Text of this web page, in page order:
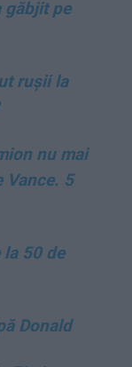
găbjit pe
rușii la
nu mai
Vance. 5
50 de
Donald